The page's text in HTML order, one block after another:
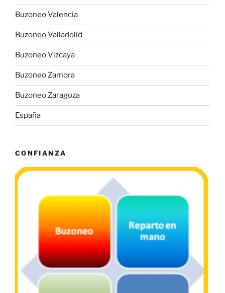
Buzoneo Valencia
Buzoneo Valladolid
Buzoneo Vizcaya
Buzoneo Zamora
Buzoneo Zaragoza
España
CONFIANZA